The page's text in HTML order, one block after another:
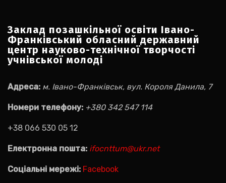
Заклад позашкільної освіти Івано-
Франківський обласний державний
центр науково-технічної творчості
учнівської молоді
Адреса: м. Івано-Франківськ, вул. Короля Данила, 7
Номери телефону: +380 342 547 114
+38 066 530 05 12
Електронна пошта: ifocnttum@ukr.net
Соціальні мережі: Facebook